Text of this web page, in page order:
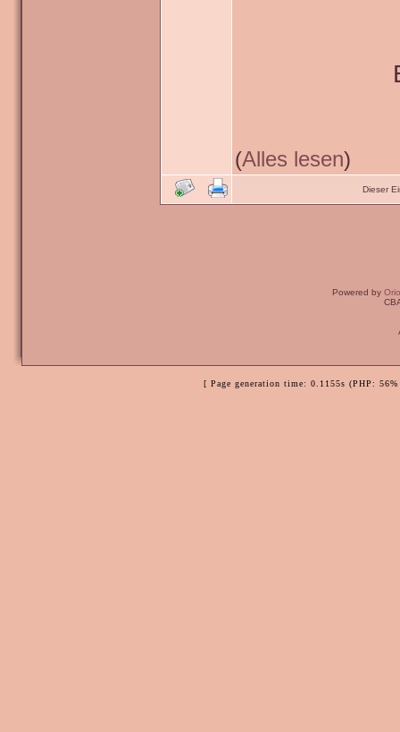
(Alles lesen)
Dieser
Powered by
[ Page generation time: 0.1155s (PHP: